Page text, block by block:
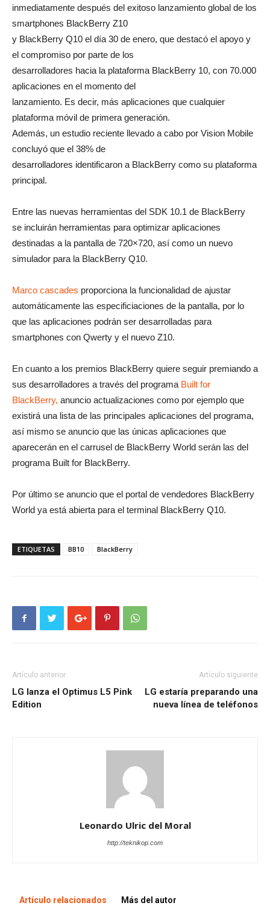
inmediatamente después del exitoso lanzamiento global de los
smartphones BlackBerry Z10
y BlackBerry Q10 el día 30 de enero, que destacó el apoyo y
el compromiso por parte de los
desarrolladores hacia la plataforma BlackBerry 10, con 70.000
aplicaciones en el momento del
lanzamiento. Es decir, más aplicaciones que cualquier
plataforma móvil de primera generación.
Además, un estudio reciente llevado a cabo por Vision Mobile
concluyó que el 38% de
desarrolladores identificaron a BlackBerry como su plataforma
principal.
Entre las nuevas herramientas del SDK 10.1 de BlackBerry
se incluirán herramientas para optimizar aplicaciones
destinadas a la pantalla de 720×720, así como un nuevo
simulador para la BlackBerry Q10.
Marco cascades proporciona la funcionalidad de ajustar
automáticamente las especificiaciones de la pantalla, por lo
que las aplicaciones podrán ser desarrolladas para
smartphones con Qwerty y el nuevo Z10.
En cuanto a los premios BlackBerry quiere seguir premiando a
sus desarrolladores a través del programa Built for
BlackBerry, anuncio actualizaciones como por ejemplo que
existirá una lista de las principales aplicaciones del programa,
así mismo se anuncio que las únicas aplicaciones que
aparecerán en el carrusel de BlackBerry World serán las del
programa Built for BlackBerry.
Por último se anuncio que el portal de vendedores BlackBerry
World ya está abierta para el terminal BlackBerry Q10.
ETIQUETAS BB10 BlackBerry
Artículo anterior
LG lanza el Optimus L5 Pink
Edition
Artículo siguiente
LG estaría preparando una
nueva línea de teléfonos
Leonardo Ulric del Moral
http://teknikop.com
Artículo relacionados Más del autor